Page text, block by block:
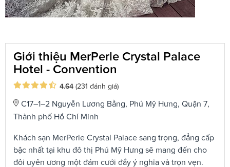
Giới thiệu MerPerle Crystal Palace
Hotel - Convention
4.64 (231 đánh giá)
C17–1–2 Nguyễn Lương Bằng, Phú Mỹ Hưng, Quận 7,
Thành phố Hồ Chí Minh
Khách sạn MerPerle Crystal Palace sang trọng, đẳng cấp
bậc nhất tại khu đô thị Phú Mỹ Hưng sẽ mang đến cho
đôi uyên ương một đám cưới đầy ý nghĩa và trọn vẹn.